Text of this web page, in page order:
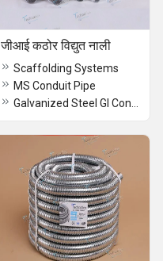
जीआई कठोर विद्युत नाली
Scaffolding Systems
MS Conduit Pipe